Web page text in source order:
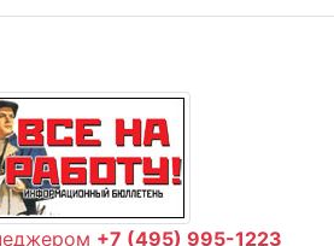
+7 (495) 995-1223